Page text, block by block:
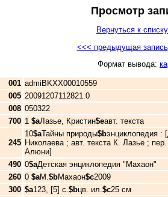
Просмотр
Вернуться к
<<< предыдущая запись
Формат вывода:
001 admiBKXX00010559
005 20091207112821.0
008 050322
700 1 $aЛазье, Кристин$eавт. текста
245
10$aТайны природы$bэнциклопедия :
Николаева ; авт. текста К. Лазье ;
Алюни]
490 0$aДетская энциклопедия "Махаон"
260 0 $aМ.$bМахаон$c2009
300 $a123, [5] с.$bцв. ил.$c25 см